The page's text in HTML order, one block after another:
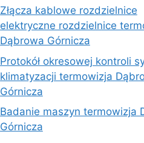
Złącza kablowe rozdzielnice
elektryczne rozdzielnice
Dąbrowa Górnicza
Protokół okresowej kontroli
klimatyzacji termowizja
Górnicza
Badanie maszyn termowizja
Górnicza